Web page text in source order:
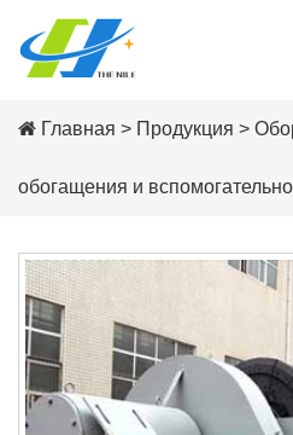
Главная > Продукция >
обогащения и